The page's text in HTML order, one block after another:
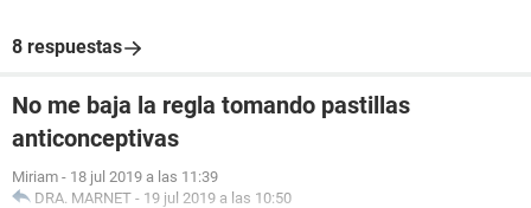
8 respuestas
No me baja la regla tomando pastillas
anticonceptivas
Miriam - 18 jul 2019 a las 11:39
DRA. MARNET - 19 jul 2019 a las 10:50